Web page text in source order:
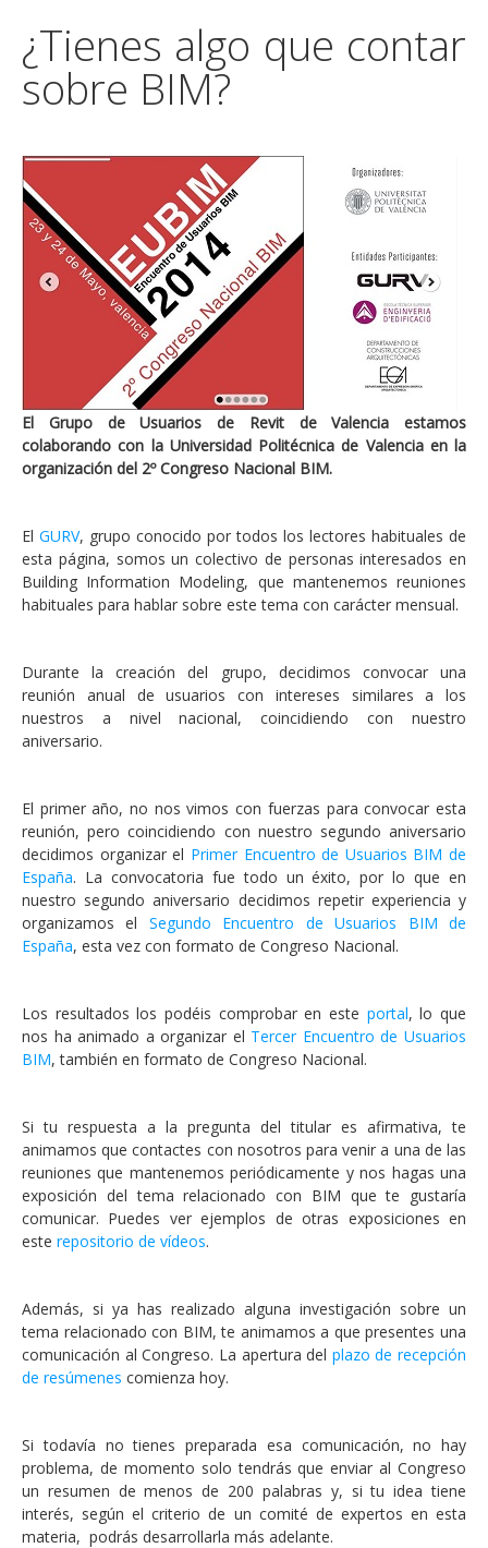
¿Tienes algo que contar
sobre BIM?
El Grupo de Usuarios de Revit de Valencia estamos
colaborando con la Universidad Politécnica de Valencia en la
organización del 2º Congreso Nacional BIM.
El GURV, grupo conocido por todos los lectores habituales de
esta página, somos un colectivo de personas interesados en
Building Information Modeling, que mantenemos reuniones
habituales para hablar sobre este tema con carácter mensual.
Durante la creación del grupo, decidimos convocar una
reunión anual de usuarios con intereses similares a los
nuestros a nivel nacional, coincidiendo con nuestro
aniversario.
El primer año, no nos vimos con fuerzas para convocar esta
reunión, pero coincidiendo con nuestro segundo aniversario
decidimos organizar el Primer Encuentro de Usuarios BIM de
España. La convocatoria fue todo un éxito, por lo que en
nuestro segundo aniversario decidimos repetir experiencia y
organizamos el Segundo Encuentro de Usuarios BIM de
España, esta vez con formato de Congreso Nacional.
Los resultados los podéis comprobar en este portal, lo que
nos ha animado a organizar el Tercer Encuentro de Usuarios
BIM, también en formato de Congreso Nacional.
Si tu respuesta a la pregunta del titular es afirmativa, te
animamos que contactes con nosotros para venir a una de las
reuniones que mantenemos periódicamente y nos hagas una
exposición del tema relacionado con BIM que te gustaría
comunicar. Puedes ver ejemplos de otras exposiciones en
este repositorio de vídeos.
Además, si ya has realizado alguna investigación sobre un
tema relacionado con BIM, te animamos a que presentes una
comunicación al Congreso. La apertura del plazo de recepción
de resúmenes comienza hoy.
Si todavía no tienes preparada esa comunicación, no hay
problema, de momento solo tendrás que enviar al Congreso
un resumen de menos de 200 palabras y, si tu idea tiene
interés, según el criterio de un comité de expertos en esta
materia, podrás desarrollarla más adelante.